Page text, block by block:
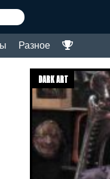
Разное
DARK ART